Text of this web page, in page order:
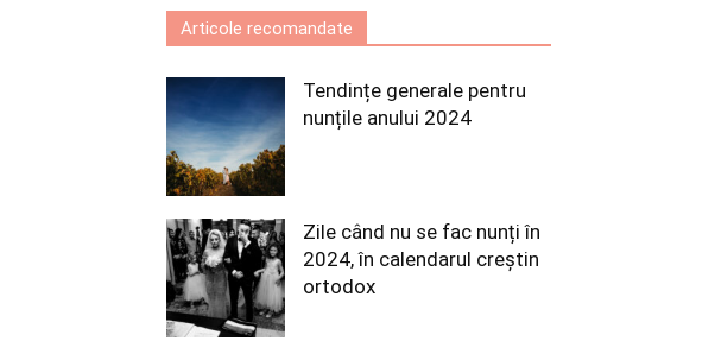
Articole recomandate
Tendințe generale pentru
nunțile anului 2024
Zile când nu se fac nunți în
2024, în calendarul creștin
ortodox